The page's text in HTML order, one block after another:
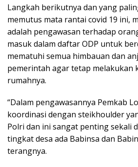
Langkah berikutnya dan yang
memutus mata rantai covid 19 ini,
adalah pengawasan terhadap
masuk dalam daftar ODP untuk
mematuhi semua himbauan dan
pemerintah agar tetap melakukan
rumahnya.
“Dalam pengawasannya Pemkab
koordinasi dengan steikhoulder
Polri dan ini sangat penting sekali
tingkat desa ada Babinsa dan
terangnya.